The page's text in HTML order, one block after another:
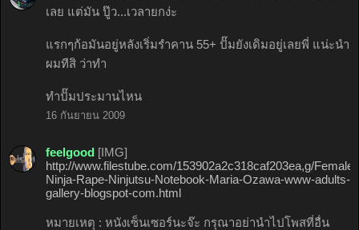
เลย แต่มัน ปู๊ว...เวลายกง่ะ
แรกๆก้อมันอยู่หลังเริ่มรำคาน 55+ ปั๊มยังเดิมอยู่เลยพี่ แน่ะนำ
ผมทีสิ ว่าทำ
ทำปั๊มประมานไหน
16 กันยายน 2009
feelgood [IMG]
http://www.filestube.com/153902a2c318caf203ea,g/Female-
Ninja-Rape-Ninjutsu-Notebook-Maria-Ozawa-www-adults-
gallery-blogspot-com.html
หมายเหตุ : หนังเซ็นเซอร์นะจ๊ะ กรุณาอย่านำไปโพสที่อื่น